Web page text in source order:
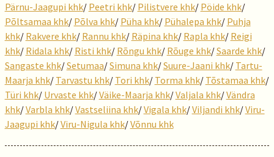
Pärnu-Jaagupi khk/ Peetri khk/ Pilistvere khk/ Pöide khk/
Põltsamaa khk/ Põlva khk/ Püha khk/ Pühalepa khk/ Puhja
khk/ Rakvere khk/ Rannu khk/ Räpina khk/ Rapla khk/ Reigi
khk/ Ridala khk/ Risti khk/ Rõngu khk/ Rõuge khk/Saarde khk/
Sangaste khk/Setumaa/Simuna khk/Suure-Jaani khk/ Tartu-
Maarja khk/ Tarvastu khk/ Tori khk/ Torma khk/ Tõstamaa khk/
Türi khk/ Urvaste khk/Väike-Maarja khk/Valjala khk/Vändra
khk/Varbla khk/Vastseliina khk/Vigala khk/Viljandi khk/Viru-
Jaagupi khk/Viru-Nigula khk/Võnnu khk